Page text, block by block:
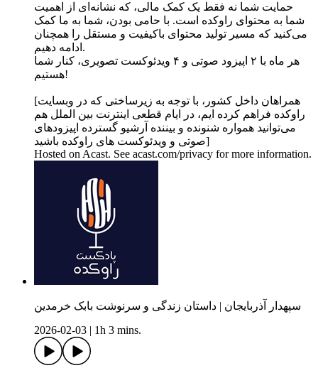
حمایت شما نه فقط یک کمک مالی، که نشانه‌ای از اهمیت
شما به محتوای راوکده است. با حامی بودن، شما به ما کمک
می‌کنید که مسیر تولید محتوای باکیفیت و مستقل را همچنان
ادامه دهیم.
هر ماه با ۲ اپیزود صوتی و ۴ ویدئوکست تصویری، کنار شما
هستیم!
[همراهان داخل کشور، با توجه به زیرساختی که در وبسایت
راوکده فراهم کرده ایم، در ایام قطعی اینترنت بین الملل هم
می‌توانید همواره شنونده و بیننده آرشیو گسترده اپیزودهای
صوتی و ویدئوکست های راوکده باشید]
Hosted on Acast. See acast.com/privacy for more information.
سپهدار آذربایجان | داستان زندگی و سرنوشت بابک خرمدین
2026-02-03
1h 3 mins.